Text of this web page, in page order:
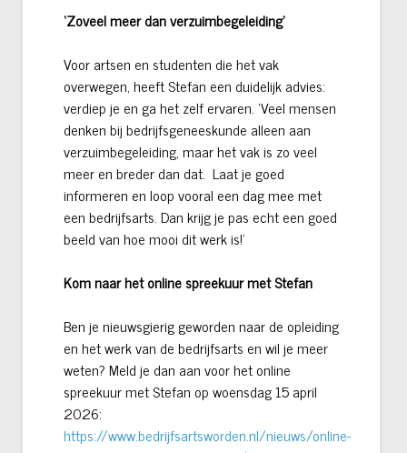
‘Zoveel meer dan verzuimbegeleiding’
Voor artsen en studenten die het vak
overwegen, heeft Stefan een duidelijk advies:
verdiep je en ga het zelf ervaren. ‘Veel mensen
denken bij bedrijfsgeneeskunde alleen aan
verzuimbegeleiding, maar het vak is zo veel
meer en breder dan dat. Laat je goed
informeren en loop vooral een dag mee met
een bedrijfsarts. Dan krijg je pas echt een goed
beeld van hoe mooi dit werk is!’
Kom naar het online spreekuur met Stefan
Ben je nieuwsgierig geworden naar de opleiding
en het werk van de bedrijfsarts en wil je meer
weten? Meld je dan aan voor het online
spreekuur met Stefan op woensdag 15 april
2026:
https://www.bedrijfsartsworden.nl/nieuws/online-